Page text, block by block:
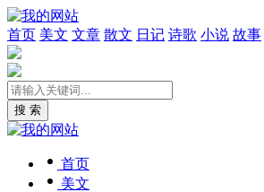
首页 美文 文章 散文 日记 诗歌 小说 故事
搜 索
首页
美文